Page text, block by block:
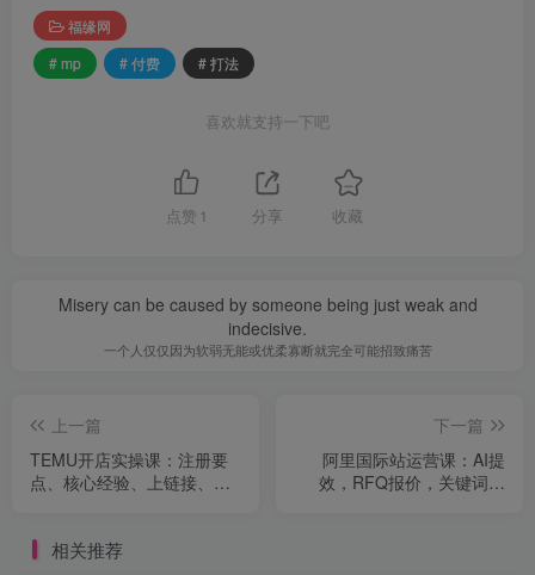
福缘网
# mp
# 付费 # 打法
喜欢就支持一下吧
点赞 1 分享 收藏
Misery can be caused by someone being just weak and
indecisive.
一个人仅仅因为软弱无能或优柔寡断就完全可能招致痛苦
上一篇
TEMU开店实操课：注册要
点、核心经验、上链接、妙
下一篇
阿里国际站运营课：AI提
效，RFQ报价，关键词搭
相关推荐